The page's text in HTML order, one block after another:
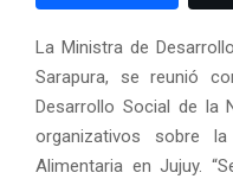
La Ministra de
Sarapura, se reunió
Desarrollo Social de la
organizativos sobre
Alimentaria en Jujuy.